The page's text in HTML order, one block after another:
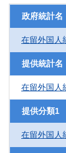
政府統計名
在留外国人
提供統計名
在留外国人
提供分類1
在留外国人